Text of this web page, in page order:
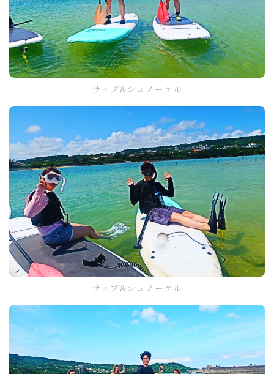
サップ&シュノーケル
サップ&シュノーケル